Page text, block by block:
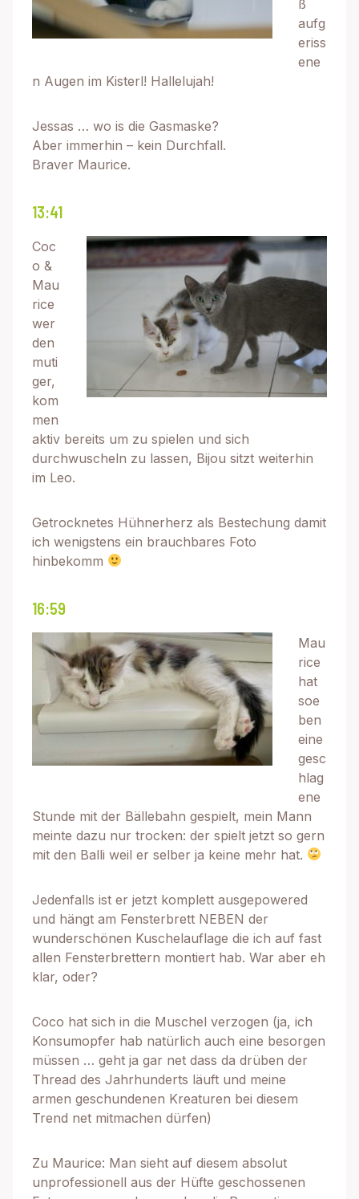
ß
aufg
eriss
ene
n Augen im Kisterl! Hallelujah!
Jessas … wo is die Gasmaske?
Aber immerhin – kein Durchfall.
Braver Maurice.
13:41
Coc
o &
Mau
rice
wer
den
muti
ger,
kom
men
aktiv bereits um zu spielen und sich
durchwuscheln zu lassen, Bijou sitzt weiterhin
im Leo.
Getrocknetes Hühnerherz als Bestechung damit
ich wenigstens ein brauchbares Foto
hinbekomm
16:59
Mau
rice
hat
soe
ben
eine
gesc
hlag
ene
Stunde mit der Bällebahn gespielt, mein Mann
meinte dazu nur trocken: der spielt jetzt so gern
mit den Balli weil er selber ja keine mehr hat.
Jedenfalls ist er jetzt komplett ausgepowered
und hängt am Fensterbrett NEBEN der
wunderschönen Kuschelauflage die ich auf fast
allen Fensterbrettern montiert hab. War aber eh
klar, oder?
Coco hat sich in die Muschel verzogen (ja, ich
Konsumopfer hab natürlich auch eine besorgen
müssen … geht ja gar net dass da drüben der
Thread des Jahrhunderts läuft und meine
armen geschundenen Kreaturen bei diesem
Trend net mitmachen dürfen)
Zu Maurice: Man sieht auf diesem absolut
unprofessionell aus der Hüfte geschossenen